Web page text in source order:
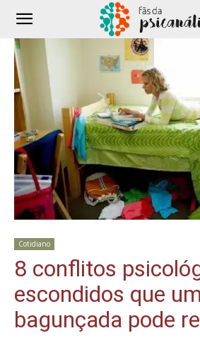
Cotidiano
8 conflitos
escondidos que
bagunçada pode